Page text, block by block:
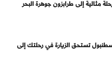
مثالية إلى طرابزون جوهرة البحر
تستحق الزيارة في رحلتك إلى